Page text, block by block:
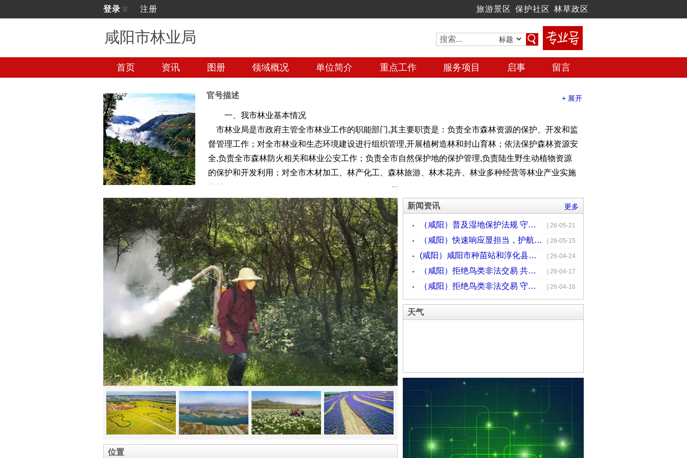
登录 注册 旅游景区 保护社区 林草政区
咸阳市林业局
首页 资讯 图册 领域概况 单位简介 重点工作 服务项目 启事 留言
官号描述 + 展开
一、我市林业基本情况
市林业局是市政府主管全市林业工作的职能部门,其主要职责是：负责全市森林资源的保护、开发和监
督管理工作；对全市林业和生态环境建设进行组织管理,开展植树造林和封山育林；依法保护森林资源安
全,负责全市森林防火相关和林业公安工作；负责全市自然保护地的保护管理,负责陆生野生动植物资源
的保护和开发利用；对全市木材加工、林产化工、森林旅游、林木花卉、林业多种经营等林业产业实施
监管。
（一）林业资源现状
全市现有林业用地676.46万亩,其中：有林地面积458.26万亩,苗圃地0.69万亩,未成林造林地、疏林地
和灌木林地89.09万亩,宜林荒山128.41万亩。森林覆盖率35.95％,活立木蓄积1340万立方米。全市有国
有林场11个,经营面积206.7万亩；有国家级森林公园1个,省级森林公园4个,经营总面积31.34万亩；有正
式国家湿地公园3个；有省级自然保护区1个,市级自然保护区2个,总面积88.87万亩。2016年2月29日,全
国绿化委员会正式授予咸阳"全国绿化模范城市"称号。
（二）林业机构设置及人员编制
1、市林业局机构：
市林业局内设秘书科（党建办）、生态保护修复科、资源林政科、计划与资金管理科4个科室和1个
森林公安局,行政编制23人。有林业技术推广站、森林病虫防治检疫站、林业种籽苗木站、林业科学研
究所和林产品经销公司等5个下属事业单位。局系统在职干部职工113人。
2、县市区林业机构：
全市13个县市区中,长武、彬县、旬邑、永寿、淳化、礼泉、乾县、三原8县单设林业局；秦都、渭
城、武功3个县区林业行政管理职能设在农业农村局；兴平、武功2个县市林业行政管理职能设在自然资
源局。
全市现有森林公安派出所7个（旬邑、长武、彬县、淳化、永寿、乾县、礼泉各1个）,编制森林公安
民警68人（包括市森林公安局编制5人）。
全市有国有林场11个,即：旬邑马栏、石门林场、永寿槐平林场、彬县西庙头林场、长武红星林场、
位置
新闻资讯 更多
（咸阳）普及湿地保护法规 守护生 | 26-05-21
（咸阳）快速响应显担当，护航益鸟 | 26-05-15
(咸阳）咸阳市种苗站和淳化县林业 | 26-04-24
（咸阳）拒绝鸟类非法交易 共同守 | 26-04-17
（咸阳）拒绝鸟类非法交易 守护蓝 | 26-04-16
天气